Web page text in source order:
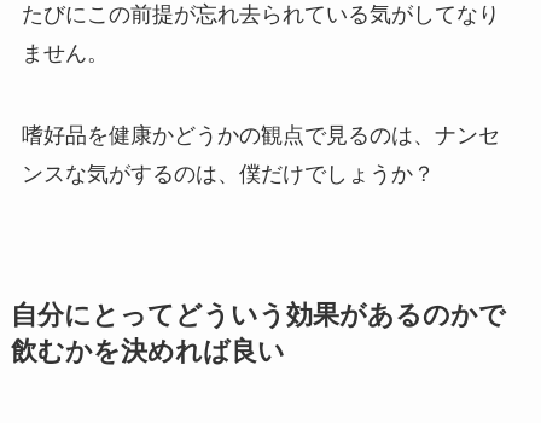
たびにこの前提が忘れ去られている気がしてなり
ません。
嗜好品を健康かどうかの観点で見るのは、ナンセ
ンスな気がするのは、僕だけでしょうか？
自分にとってどういう効果があるのかで
飲むかを決めれば良い